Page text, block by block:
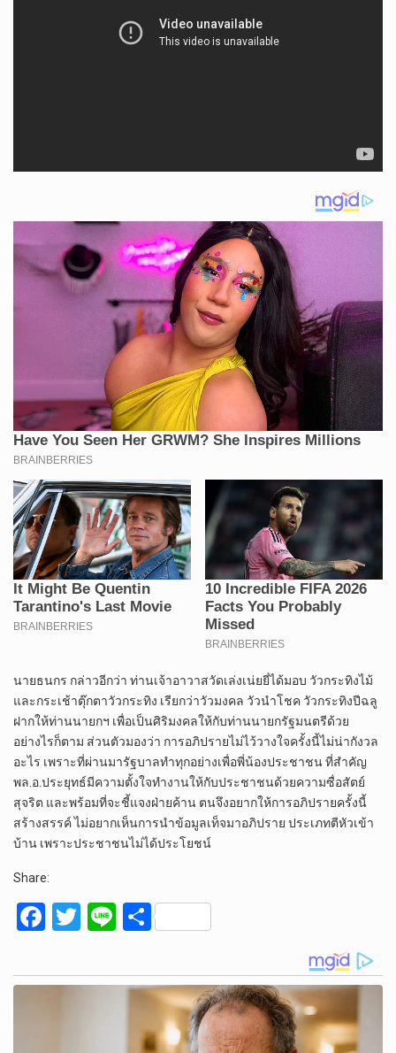
นายธนกร กล่าวอีกว่า ท่านเจ้าอาวาสวัดเล่งเน่ยยี่ได้มอบ วัวกระทิงไม้
และกระเช้าตุ๊กตาวัวกระทิง เรียกว่าวัวมงคล วัวนำโชค วัวกระทิงปีฉลู
ฝากให้ท่านนายกฯ เพื่อเป็นศิริมงคลให้กับท่านนายกรัฐมนตรีด้วย
อย่างไรก็ตาม ส่วนตัวมองว่า การอภิปรายไม่ไว้วางใจครั้งนี้ไม่น่ากังวล
อะไร เพราะที่ผ่านมารัฐบาลทำทุกอย่างเพื่อพี่น้องประชาชน ที่สำคัญ
พล.อ.ประยุทธ์มีความตั้งใจทำงานให้กับประชาชนด้วยความซื่อสัตย์
สุจริต และพร้อมที่จะชี้แจงฝ่ายค้าน ตนจึงอยากให้การอภิปรายครั้งนี้
สร้างสรรค์ ไม่อยากเห็นการนำข้อมูลเท็จมาอภิปราย ประเภทตีหัวเข้า
บ้าน เพราะประชาชนไม่ได้ประโยชน์
Share:
F
ce
T
tt
Li
e
S
ar
e